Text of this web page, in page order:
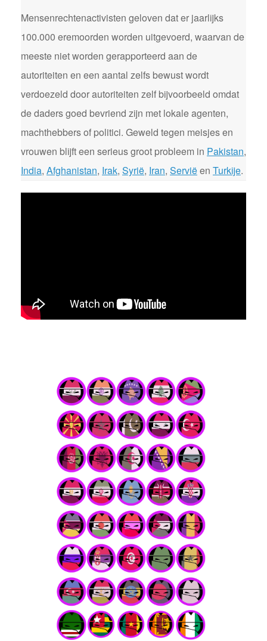
Mensenrechtenactivisten geloven dat er jaarlijks
100.000 eremoorden worden uitgevoerd, waarvan de
meeste niet worden gerapporteerd aan de
autoriteiten en een aantal zelfs bewust wordt
verdoezeld door autoriteiten zelf bijvoorbeeld omdat
de daders goed bevriend zijn met lokale agenten,
machthebbers of politici. Geweld tegen meisjes en
vrouwen blijft een serieus groot probleem in Pakistan,
India, Afghanistan, Irak, Syrië, Iran, Serviëen Turkije.